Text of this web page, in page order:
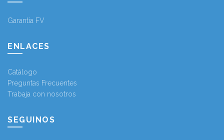
Garantía FV
ENLACES
Catálogo
Preguntas Frecuentes
Trabaja con nosotros
SEGUINOS